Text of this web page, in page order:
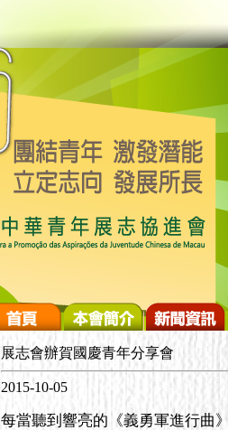
展志會辦賀國慶青年分享會
2015-10-05
每當聽到響亮的《義勇軍進行曲